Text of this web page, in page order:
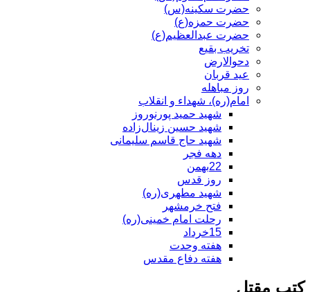
حضرت سکینه(س)
حضرت حمزه(ع)
حضرت عبدالعظیم(ع)
تخریب بقیع
دحوالارض
عید قربان
روز مباهله
امام(ره)، شهداء و انقلاب
شهید حمید پورنوروز
شهید حسین زینال‌زاده
شهید حاج قاسم سلیمانی
دهه فجر
22بهمن
روز قدس
شهید مطهری(ره)
فتح خرمشهر
رحلت امام خمینی(ره)
15خرداد
هفته وحدت
هفته دفاع مقدس
کتب مقتل